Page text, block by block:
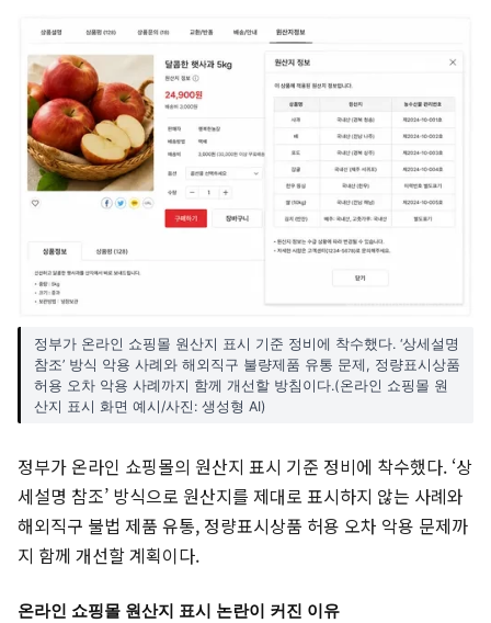
정부가 온라인 쇼핑몰 원산지 표시 기준 정비에 착수했다. ‘상세설명
참조’ 방식 악용 사례와 해외직구 불량제품 유통 문제, 정량표시상품
허용 오차 악용 사례까지 함께 개선할 방침이다.(온라인 쇼핑몰 원
산지 표시 화면 예시/사진: 생성형 AI)
정부가 온라인 쇼핑몰의 원산지 표시 기준 정비에 착수했다. ‘상
세설명 참조’ 방식으로 원산지를 제대로 표시하지 않는 사례와
해외직구 불법 제품 유통, 정량표시상품 허용 오차 악용 문제까
지 함께 개선할 계획이다.
온라인 쇼핑몰 원산지 표시 논란이 커진 이유